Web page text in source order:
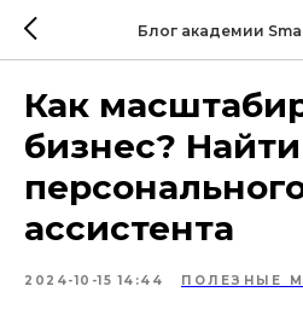
Блог академии
Как
бизнес? Найти
ассистента
2024-10-15 14:44 ПОЛЕЗНЫЕ